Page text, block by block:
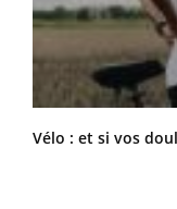
Vélo : et si vos